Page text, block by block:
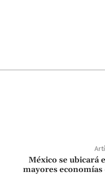
México se ubicará
mayores